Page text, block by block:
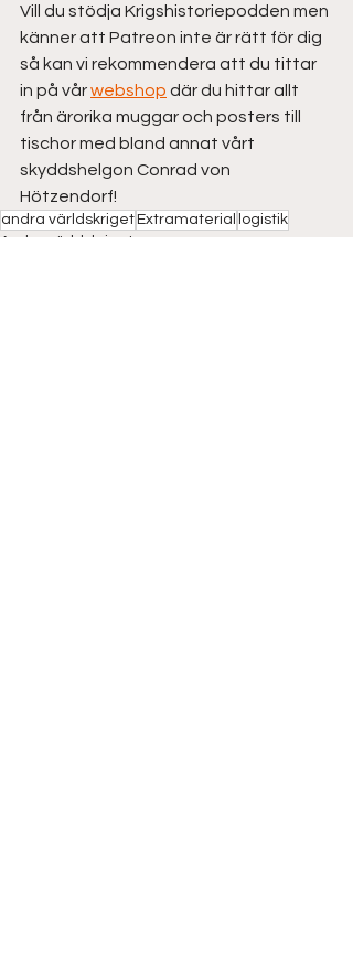
Vill du stödja Krigshistoriepodden men
känner att Patreon inte är rätt för dig
så kan vi rekommendera att du tittar
in på vår webshop där du hittar allt
från ärorika muggar och posters till
tischor med bland annat vårt
skyddshelgon Conrad von
Hötzendorf!
andra världskriget Extramaterial
logistik
Andra världskriget